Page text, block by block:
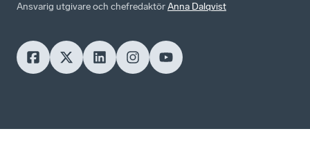
Ansvarig utgivare och chefredaktörAnna Dalqvist